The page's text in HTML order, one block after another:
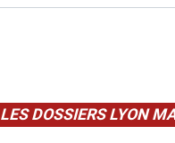
LES DOSSIERS LYON